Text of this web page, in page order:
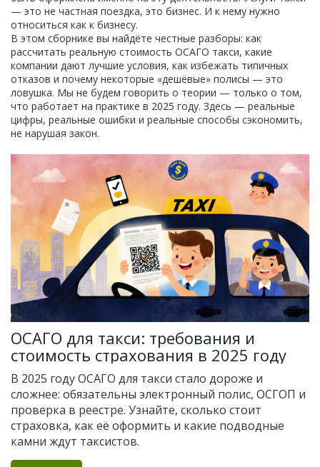
— это не частная поездка, это бизнес. И к нему нужно
относиться как к бизнесу.
В этом сборнике вы найдёте честные разборы: как
рассчитать реальную стоимость ОСАГО такси, какие
компании дают лучшие условия, как избежать типичных
отказов и почему некоторые «дешёвые» полисы — это
ловушка. Мы не будем говорить о теории — только о том,
что работает на практике в 2025 году. Здесь — реальные
цифры, реальные ошибки и реальные способы сэкономить,
не нарушая закон.
ОСАГО для такси: требования и
стоимость страхования в 2025 году
В 2025 году ОСАГО для такси стало дороже и
сложнее: обязательны электронный полис, ОСГОП и
проверка в реестре. Узнайте, сколько стоит
страховка, как её оформить и какие подводные
камни ждут таксистов.